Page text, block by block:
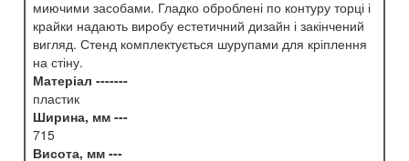
миючими засобами. Гладко оброблені по контуру торці і
крайки надають виробу естетичний дизайн і закінчений
вигляд. Стенд комплектується шурупами для кріплення
на стіну.
Матеріал -------
пластик
Ширина, мм ---
715
Висота, мм ---